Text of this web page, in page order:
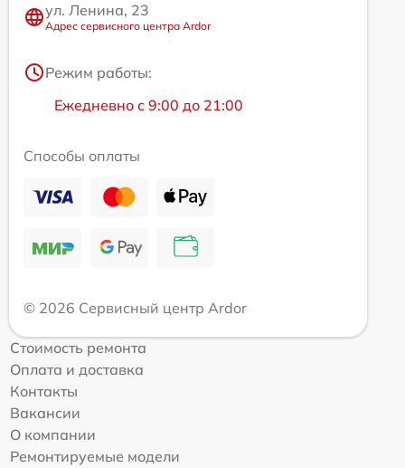
ул. Ленина, 23
Адрес сервисного центра Ardor
Режим работы:
Ежедневно с 9:00 до 21:00
Способы оплаты
© 2026 Сервисный центр Ardor
Стоимость ремонта
Оплата и доставка
Контакты
Вакансии
О компании
Ремонтируемые модели